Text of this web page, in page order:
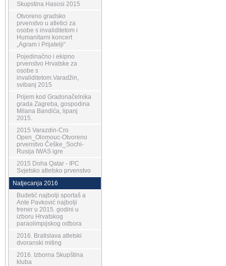
Skupstina Hasosi 2015
Otvoreno gradsko
prvenstvo u atletici za
osobe s invaliditetom i
Humanitarni koncert
„Agram i Prijatelji“
Pojedinačno i ekipno
prvenstvo Hrvatske za
osobe s
invaliditetom.Varadžin,
svibanj 2015
Prijem kod Gradonačelnika
grada Zagreba, gospodina
Milana Bandića, lipanj
2015.
2015 Varazdin-Cro
Open_Olomouc-Otvoreno
prvenstvo Češke_Sochi-
Rusija IWAS igre
2015 Doha Qatar - IPC
Svjetsko atletsko prvenstvo
Natjecanja 2016
Budetić najbolji sportaš a
Ante Pavković najbolji
trener u 2015. godini u
izboru Hrvatskog
paraolimpijskog odbora
2016. Bratislava atletski
dvoranski miting
2016. Izborna Skupština
kluba